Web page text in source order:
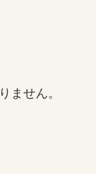
ません。